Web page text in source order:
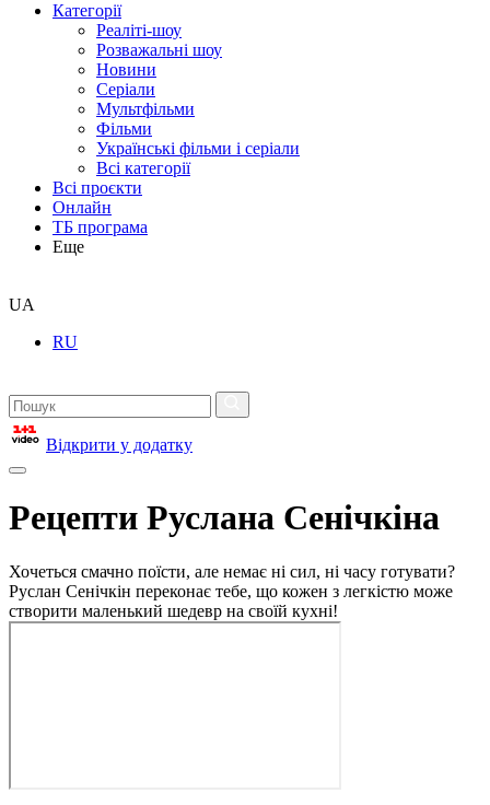
Категорії
Реаліті-шоу
Розважальні шоу
Новини
Серіали
Мультфільми
Фільми
Українські фільми і серіали
Всі категорії
Всі проєкти
Онлайн
ТБ програма
Еще
UA
RU
Відкрити у додатку
Рецепти Руслана Сенічкіна
Хочеться смачно поїсти, але немає ні сил, ні часу готувати?
Руслан Сенічкін переконає тебе, що кожен з легкістю може
створити маленький шедевр на своїй кухні!